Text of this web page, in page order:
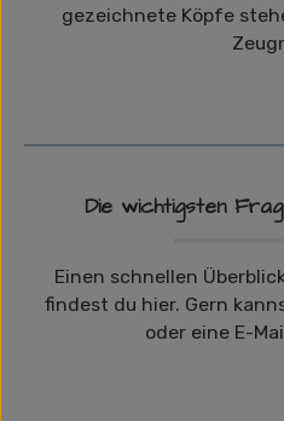
gezeichnete Köpfe
Die wichtigsten
Einen schnellen
findest du hier. Gern
oder eine E-